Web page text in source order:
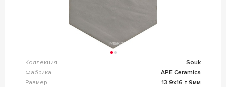
Коллекция
Souk
Фабрика
APE Ceramica
Размер
13.9x16 т.9мм